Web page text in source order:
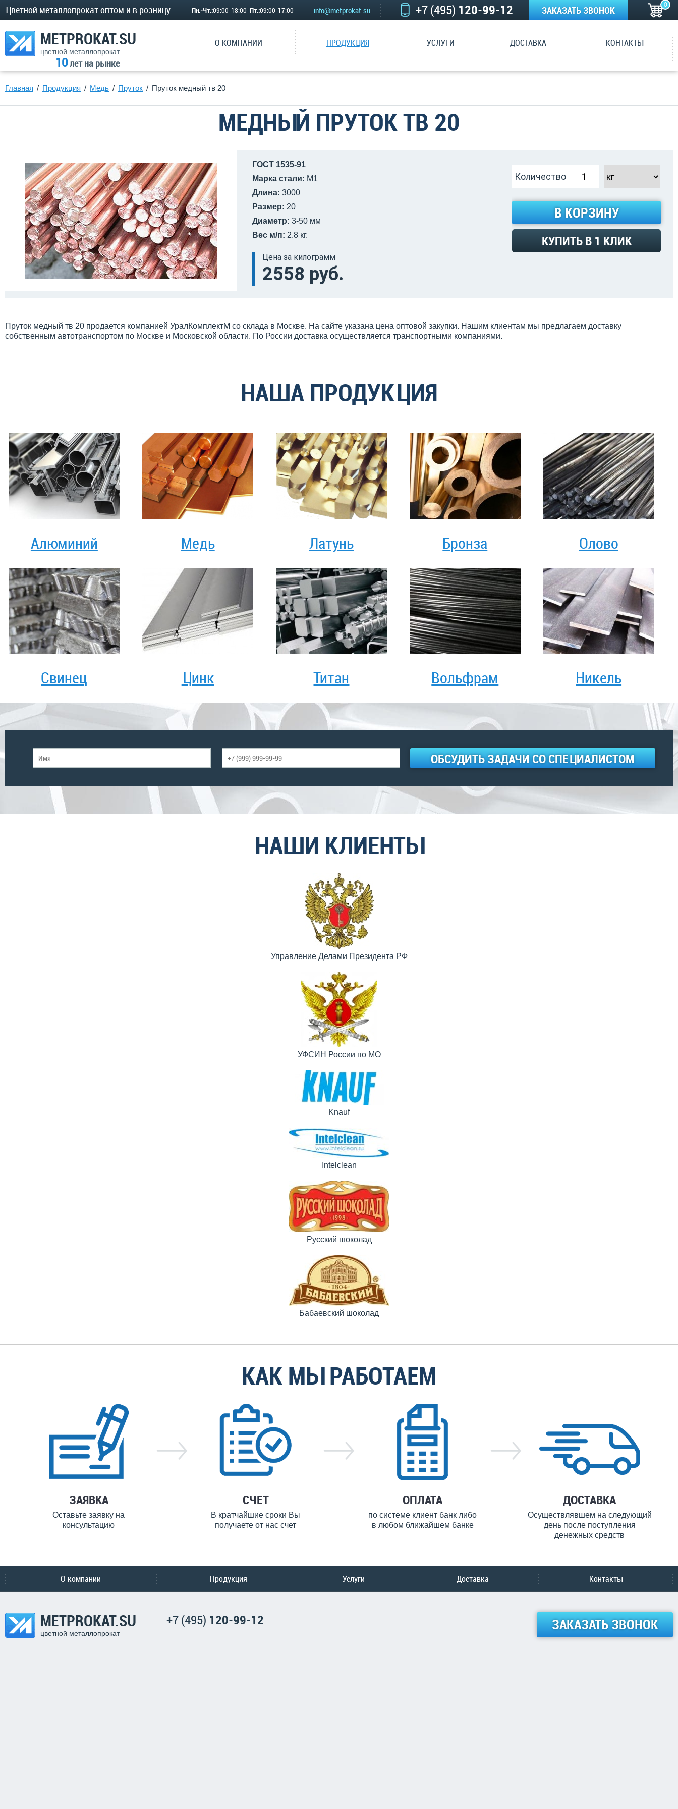
Цветной металлопрокат оптом и в розницу Пн.-Чт.:09:00-18:00 Пт.:09:00-17:00 info@metprokat.su +7 (495) 120-99-12 0
ЗАКАЗАТЬ ЗВОНОК
METPROKAT.SU
цветной металлопрокат
10лет на рынке
О КОМПАНИИ ПРОДУКЦИЯ УСЛУГИ ДОСТАВКА КОНТАКТЫ
Главная Продукция Медь Пруток Пруток медный тв 20
МЕДНЫЙ ПРУТОК ТВ 20
ГОСТ 1535-91
Марка стали: М1
Длина: 3000
Размер: 20
Диаметр: 3-50 мм
Вес м/п: 2.8 кг.
Цена за килограмм
2558 руб.
Количество
В КОРЗИНУ
КУПИТЬ В 1 КЛИК
Пруток медный тв 20 продается компанией УралКомплектМ со склада в Москве. На сайте указана цена оптовой закупки. Нашим клиентам мы предлагаем доставку
собственным автотранспортом по Москве и Московской области. По России доставка осуществляется транспортными компаниями.
НАША ПРОДУКЦИЯ
Алюминий Медь Латунь Бронза Олово
Свинец Цинк Титан Вольфрам Никель
ОБСУДИТЬ ЗАДАЧИ СО СПЕЦИАЛИСТОМ
НАШИ КЛИЕНТЫ
Управление Делами Президента РФ
УФСИН России по МО
Knauf
Intelclean
Русский шоколад
Бабаевский шоколад
КАК МЫ РАБОТАЕМ
ЗАЯВКА
Оставьте заявку на
консультацию
СЧЕТ
В кратчайшие сроки Вы
получаете от нас счет
ОПЛАТА
по системе клиент банк либо
в любом ближайшем банке
ДОСТАВКА
Осуществлявшем на следующий
день после поступления
денежных средств
О компании Продукция Услуги Доставка Контакты
METPROKAT.SU
цветной металлопрокат
+7 (495) 120-99-12 ЗАКАЗАТЬ ЗВОНОК